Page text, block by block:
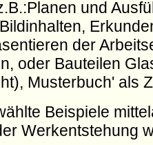
und
der
oder Bauteilen
Musterbuch' als
Beispiele
Werkentstehung